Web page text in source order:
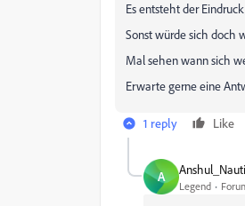
Es entsteht der
Sonst würde sich doch
Mal sehen wann sich
Erwarte gerne eine
1 reply Like
A
Legend